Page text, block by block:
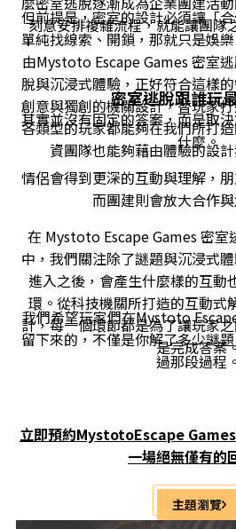
刻意安排複雜流程，就能讓團隊
但前提是，密室的設計必須讓「
單純找線索、開鎖，那就只是娛
由Mystoto Escape Games 密室
脫與沉浸式體驗，正好符合這樣
創意與獨創的機關設計，替玩家
各類型的玩家都能夠在我們所打
資團隊也能夠藉由體驗的設
密室逃脫跟誰玩
其實並沒有固定的答案，而是取
什麼。
情侶會得到更深的互動與理解，
而團建則會放大合作
在 Mystoto Escape Games 密室
中，我們關注除了謎題與沉浸式
進入之後，會產生什麼樣的互動
環。從科技機關所打造的互動式
計，每一個環節都是為了讓玩家
是完成答案
我們希望玩家們在Mystoto
留下來的，不僅是你解了多少謎
過那段過程。
立即預約MystotoEscape
一場絕無僅有的
主題瀏覽